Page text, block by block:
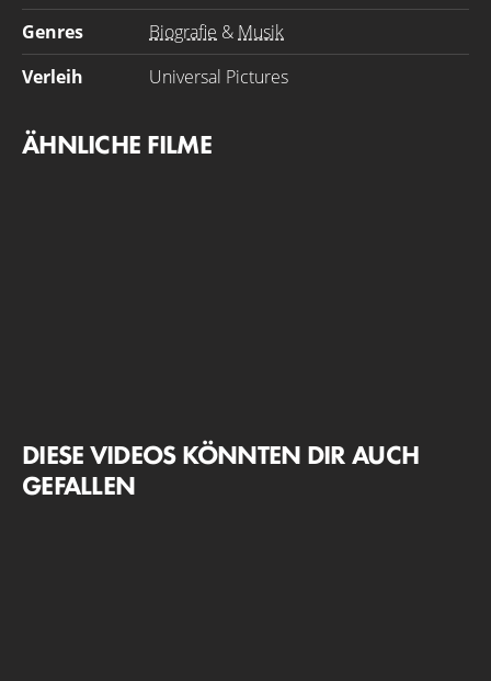
Genres Biografie & Musik
Verleih
Universal Pictures
ÄHNLICHE FILME
DIESE VIDEOS KÖNNTEN DIR AUCH
GEFALLEN